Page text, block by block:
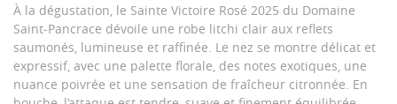
À la dégustation, le Sainte Victoire Rosé 2025 du Domaine
Saint-Pancrace dévoile une robe litchi clair aux reflets
saumonés, lumineuse et raffinée. Le nez se montre délicat et
expressif, avec une palette florale, des notes exotiques, une
nuance poivrée et une sensation de fraîcheur citronnée. En